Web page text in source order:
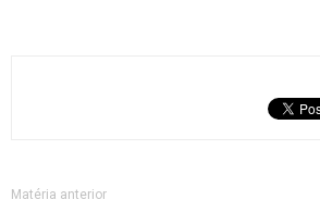
Matéria anterior